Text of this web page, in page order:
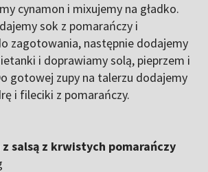
cynamon i mixujemy na gładko.
sok z pomarańczy i
zagotowania, następnie dodajemy
i doprawiamy solą, pieprzem i
gotowej zupy na talerzu dodajemy
i fileciki z pomarańczy.
salsą z krwistych pomarańczy